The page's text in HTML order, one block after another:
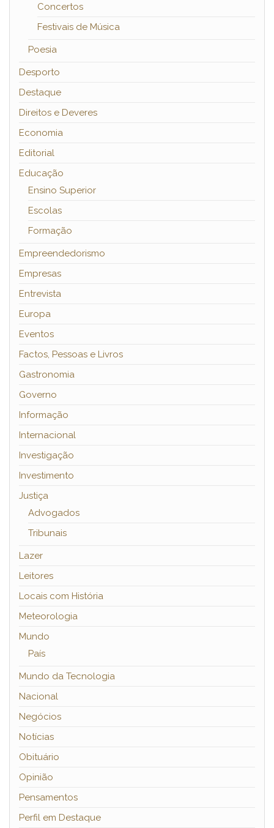
Concertos
Festivais de Música
Poesia
Desporto
Destaque
Direitos e Deveres
Economia
Editorial
Educação
Ensino Superior
Escolas
Formação
Empreendedorismo
Empresas
Entrevista
Europa
Eventos
Factos, Pessoas e Livros
Gastronomia
Governo
Informação
Internacional
Investigação
Investimento
Justiça
Advogados
Tribunais
Lazer
Leitores
Locais com História
Meteorologia
Mundo
País
Mundo da Tecnologia
Nacional
Negócios
Notícias
Obituário
Opinião
Pensamentos
Perfil em Destaque